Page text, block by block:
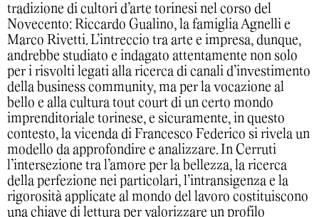
tradizione di cultori d’arte torinesi nel corso del
Novecento: Riccardo Gualino, la famiglia Agnelli e
Marco Rivetti. L’intreccio tra arte e impresa, dunque,
andrebbe studiato e indagato attentamente non solo
per i risvolti legati alla ricerca di canali d’investimento
della business community, ma per la vocazione al
bello e alla cultura tout court di un certo mondo
imprenditoriale torinese, e sicuramente, in questo
contesto, la vicenda di Francesco Federico si rivela un
modello da approfondire e analizzare. In Cerruti
l’intersezione tra l’amore per la bellezza, la ricerca
della perfezione nei particolari, l’intransigenza e la
rigorosità applicate al mondo del lavoro costituiscono
una chiave di lettura per valorizzare un profilo